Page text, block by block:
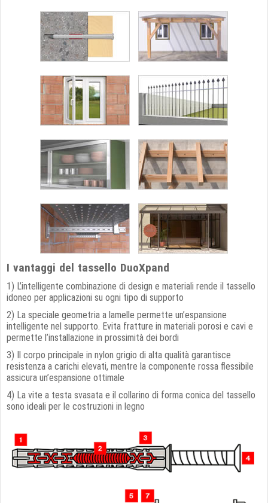
I vantaggi del tassello DuoXpand
1) L’intelligente combinazione di design e materiali rende il tassello
idoneo per applicazioni su ogni tipo di supporto
2) La speciale geometria a lamelle permette un’espansione
intelligente nel supporto. Evita fratture in materiali porosi e cavi e
permette l’installazione in prossimità dei bordi
3) Il corpo principale in nylon grigio di alta qualità garantisce
resistenza a carichi elevati, mentre la componente rossa flessibile
assicura un’espansione ottimale
4) La vite a testa svasata e il collarino di forma conica del tassello
sono ideali per le costruzioni in legno